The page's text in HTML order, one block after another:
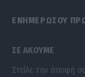
ΕΝΗΜΕΡΩΣΟΥ
ΣΕ ΑΚΟΥΜΕ
Στείλε την άποψή